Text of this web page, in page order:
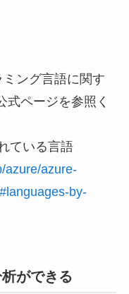
ング言語に関す
式ページを参照く
ている言語
azure/azure-
by-
ができる